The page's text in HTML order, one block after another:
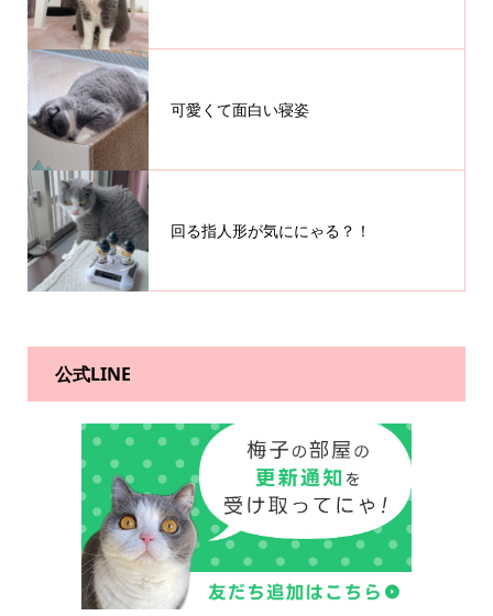
可愛くて面白い寝姿
回る指人形が気ににゃる？！
公式LINE